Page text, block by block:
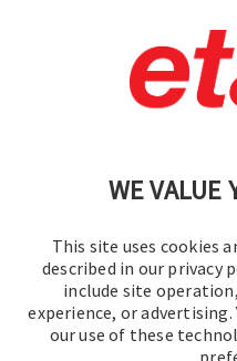
WE VALUE
This site uses cookies
described in our privacy
include site
experience, or
our use of these
Kontakt aufnehmen. |
© 2016–2026